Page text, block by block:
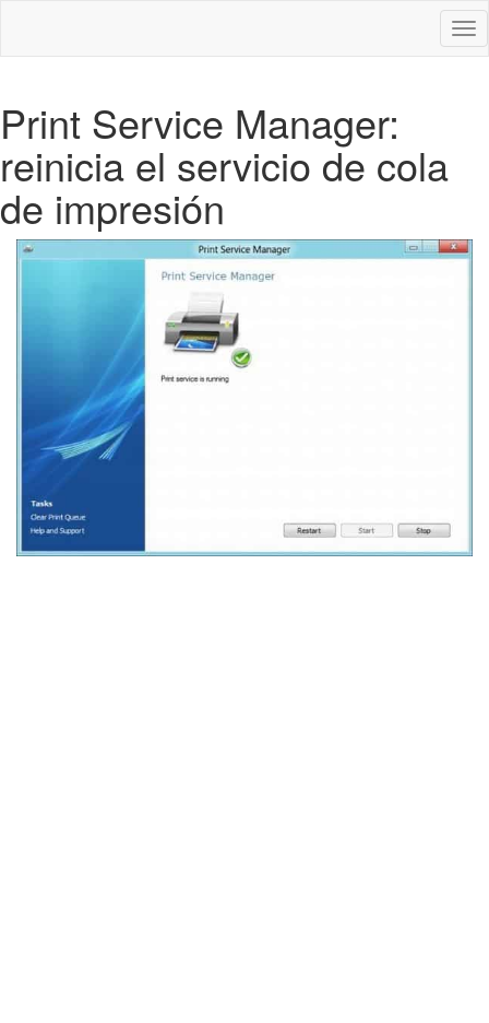
Print Service Manager:
reinicia el servicio de cola
de impresión